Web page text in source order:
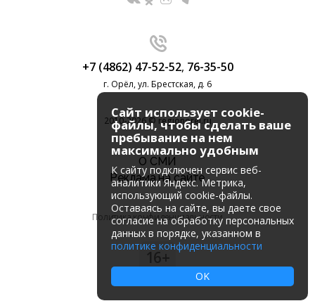
+7 (4862) 47-52-52, 76-35-50
г. Орёл, ул. Брестская, д. 6
2010-2026 © regionorel.ru
О СМИ
Реклама на сайте
Политика конфиденциальности
16+
Сайт использует cookie-
файлы, чтобы сделать ваше
пребывание на нем
максимально удобным
К cайту подключен сервис веб-
аналитики Яндекс. Метрика,
использующий cookie-файлы.
Оставаясь на сайте, вы даете свое
согласие на обработку персональных
данных в порядке, указанном в
политике конфиденциальности
OK